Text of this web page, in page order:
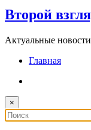
Второй
Актуальные
Главная
×